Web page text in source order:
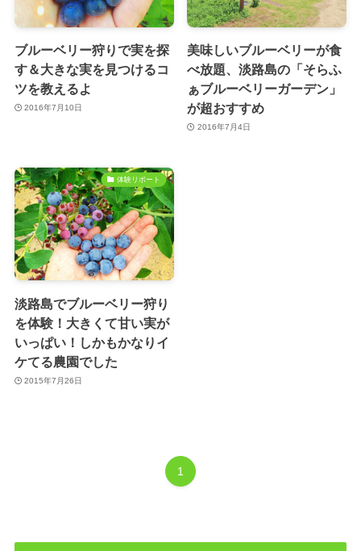
ブルーベリー狩りで実を探
す＆大きな実を見つけるコ
ツを教えるよ
2016年7月10日
美味しいブルーベリーが食
べ放題、淡路島の「そらふ
ぁブルーベリーガーデン」
が超おすすめ
2016年7月4日
体験リポート
淡路島でブルーベリー狩り
を体験！大きくて甘い実が
いっぱい！しかもかなりイ
ケてる農園でした
2015年7月26日
1